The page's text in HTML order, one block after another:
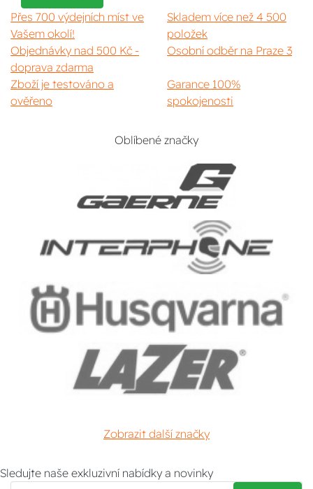
Přes 700 výdejních míst ve
Vašem okolí!
Skladem více než 4 500
položek
Objednávky nad 500 Kč -
doprava zdarma
Osobní odběr na Praze 3
Zboží je testováno a
ověřeno
Garance 100%
spokojenosti
Oblíbené značky
Zobrazit další značky
Sledujte naše exkluzivní nabídky a novinky